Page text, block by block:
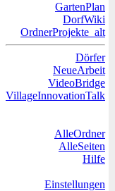
GartenPlan
DorfWiki
OrdnerProjekte_alt
Dörfer
NeueArbeit
VideoBridge
VillageInnovationTalk
AlleOrdner
AlleSeiten
Hilfe
Einstellungen